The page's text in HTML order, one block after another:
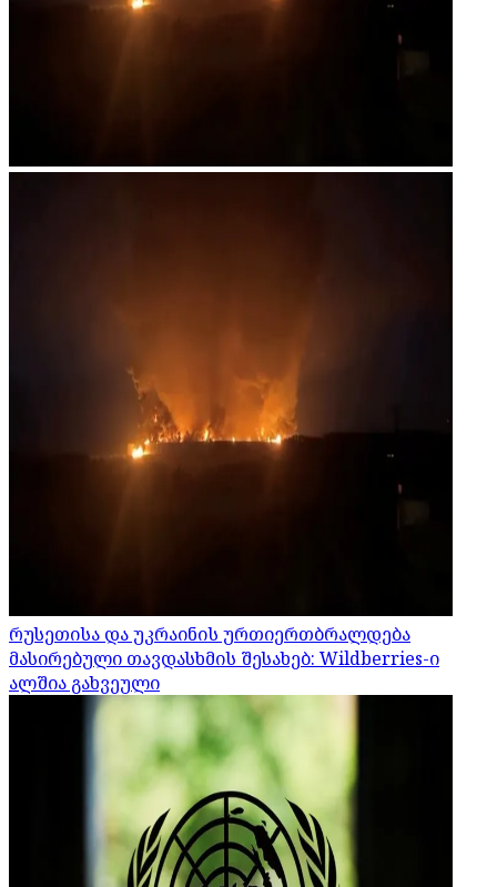
რუსეთისა და უკრაინის ურთიერთბრალდება
მასირებული თავდასხმის შესახებ: Wildberries-ი
ალშია გახვეული